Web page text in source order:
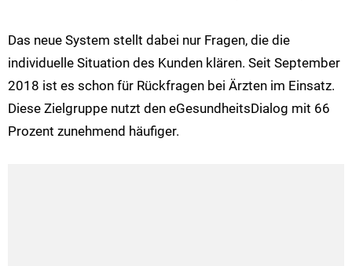
Das neue System stellt dabei nur Fragen, die die
individuelle Situation des Kunden klären. Seit September
2018 ist es schon für Rückfragen bei Ärzten im Einsatz.
Diese Zielgruppe nutzt den eGesundheitsDialog mit 66
Prozent zunehmend häufiger.